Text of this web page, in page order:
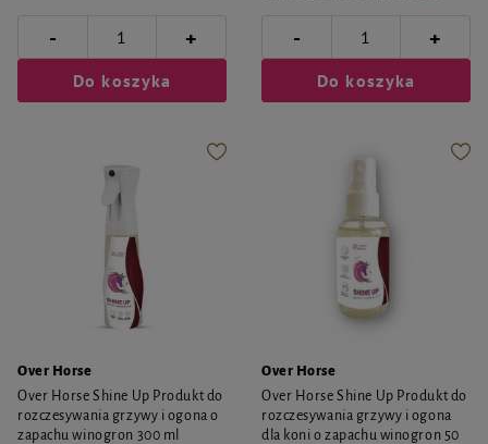
- +
Do koszyka
- +
Do koszyka
Over Horse
Over Horse Shine Up Produkt do
rozczesywania grzywy i ogona o
zapachu winogron 300 ml
Over Horse
Over Horse Shine Up Produkt do
rozczesywania grzywy i ogona
dla koni o zapachu winogron 50